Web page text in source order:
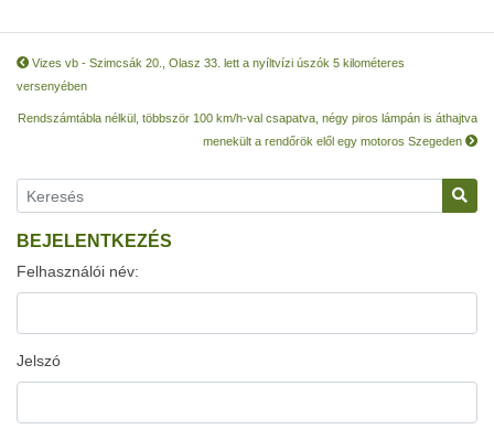
Vizes vb - Szimcsák 20., Olasz 33. lett a nyíltvízi úszók 5 kilométeres
versenyében
Rendszámtábla nélkül, többször 100 km/h-val csapatva, négy piros lámpán is áthajtva
menekült a rendőrök elől egy motoros Szegeden
BEJELENTKEZÉS
Felhasználói név:
Jelszó